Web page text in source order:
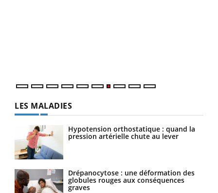
LES MALADIES
Hypotension orthostatique : quand la
pression artérielle chute au lever
Drépanocytose : une déformation des
globules rouges aux conséquences
graves